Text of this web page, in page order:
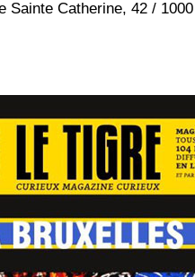
Sainte Catherine, 42 /